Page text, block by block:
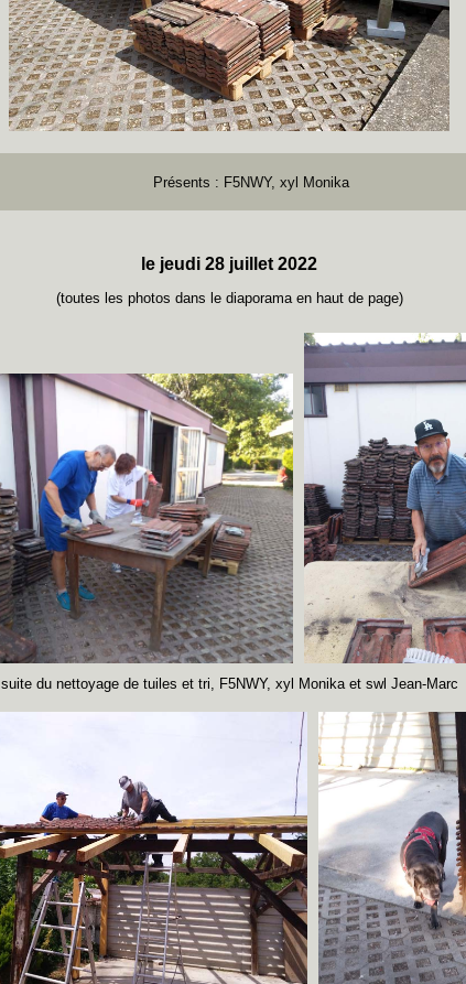
Présents : F5NWY, xyl Monika
le jeudi 28 juillet 2022
(toutes les photos dans le diaporama en haut de page)
suite du nettoyage de tuiles et tri, F5NWY, xyl Monika et swl Jean-Marc